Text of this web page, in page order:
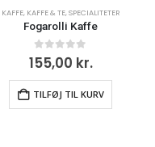
OLIER & BALSAMICO,SPECIALITETER
0 ud af 5
209,00kr.
TILFØJ TIL KURV